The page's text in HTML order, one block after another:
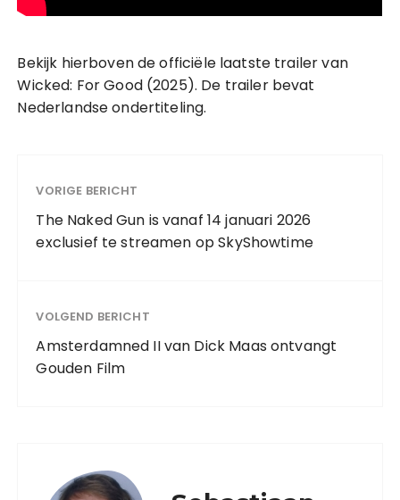
Bekijk hierboven de officiële laatste trailer van
Wicked: For Good (2025). De trailer bevat
Nederlandse ondertiteling.
VORIGE BERICHT
The Naked Gun is vanaf 14 januari 2026
exclusief te streamen op SkyShowtime
VOLGEND BERICHT
Amsterdamned II van Dick Maas ontvangt
Gouden Film